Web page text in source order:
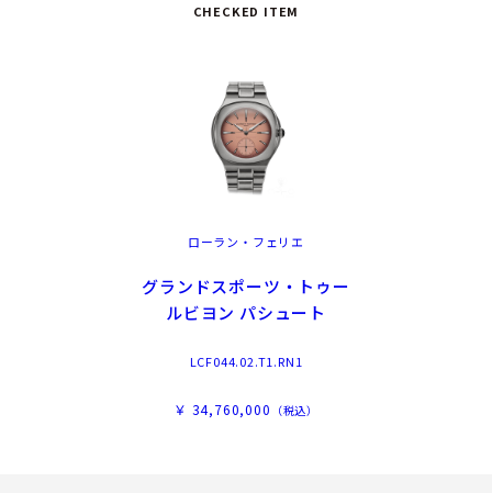
CHECKED ITEM
ローラン・フェリエ
グランドスポーツ・トゥー
ルビヨン パシュート
LCF044.02.T1.RN1
￥ 34,760,000 （税込）